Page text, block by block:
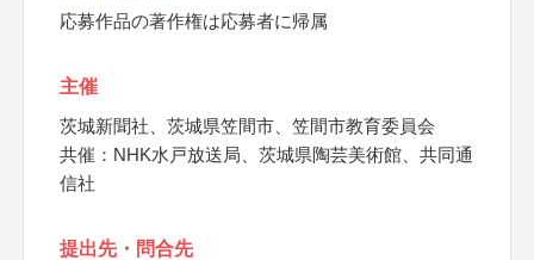
応募作品の著作権は応募者に帰属
主催
茨城新聞社、茨城県笠間市、笠間市教育委員会
共催：NHK水戸放送局、茨城県陶芸美術館、共同通
信社
提出先・問合先